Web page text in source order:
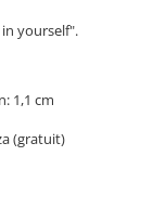
yourself".
1,1 cm
(gratuit)